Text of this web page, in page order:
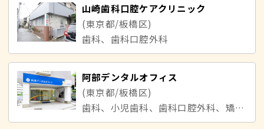
山崎歯科口腔ケアクリニック
(東京都/板橋区)
歯科、歯科口腔外科
阿部デンタルオフィス
(東京都/板橋区)
歯科、小児歯科、歯科口腔外科、矯正歯科